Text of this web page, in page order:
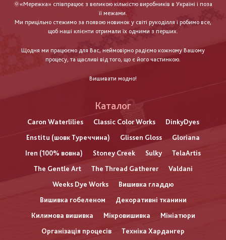
🌞«Мережка» співпрацює з великою кількістю виробників в Україні і поза
її межами.
Ми прицільно стежимо за появою новинок у світі рукоділля і робимо все,
щоб наші клієнти отримали їх одними з перших.
Щодня ми працюємо для Вас, неймовірно радіємо кожному Вашому
процесу, та щасливі від того, що є його частинкою.
Вишивати модно!
Каталог
Caron Waterlilies Classic Color Works
DinkyDyes
Enstitu (шовк Туреччина)
Glissen Gloss
Gloriana
Iren (100% вовна)
Stoney Creek Sulky
TelaArtis
The Gentle Art
The Thread Gatherer
Valdani
Weeks Dye Works
Вишивка гладдю
Вишивка гобеленом
Декоративні тканини
Килимова вишивка
Мікровишивка
Мініатюри
Організація процесів
Техніка Хардангер